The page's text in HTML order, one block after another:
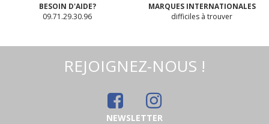
BESOIN D'AIDE?
09.71.29.30.96
MARQUES INTERNATIONALES
difficiles à trouver
REJOIGNEZ-NOUS !
NEWSLETTER